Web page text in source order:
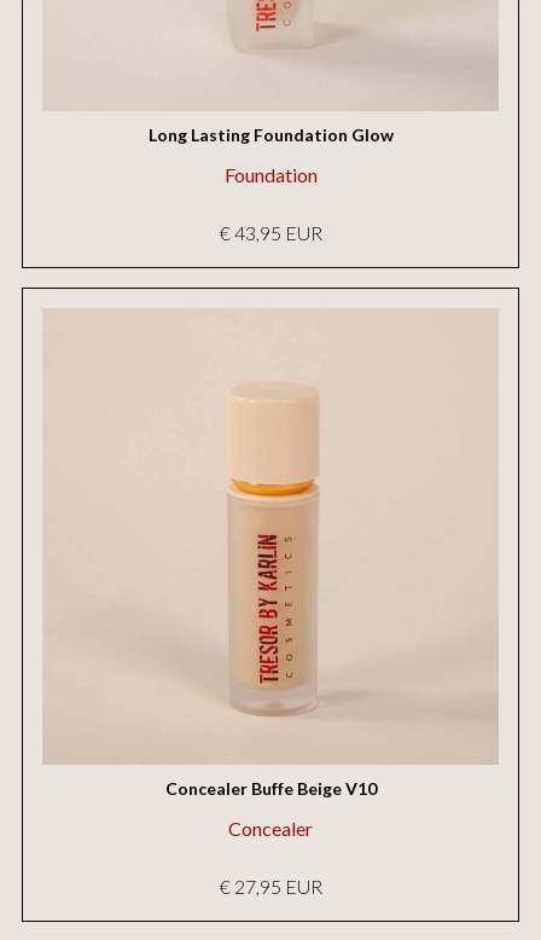
Long Lasting Foundation Glow
Foundation
€ 43,95 EUR
Concealer Buffe Beige V10
Concealer
€ 27,95 EUR